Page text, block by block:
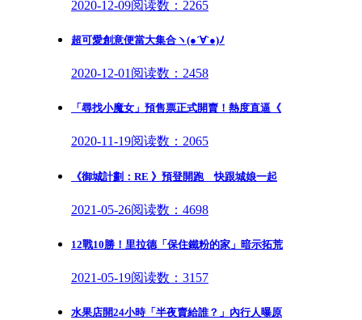
2020-12-09阅读数：2265
超可愛創意便當大集合ヽ(●´∀`●)ﾉ
2020-12-01 阅读数：2458
「尋找小魔女」預售票正式開賣！熱度直逼《
2020-11-19阅读数：2065
《御城計劃：RE 》預登開跑 快跟城娘一起
2021-05-26阅读数：4698
12戰10勝！里拉德「保住鐵粉的家」暗示拓荒
2021-05-19阅读数：3157
水果店開24小時「半夜賣給誰？」內行人曝原